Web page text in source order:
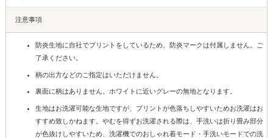
注意事項
防炎生地に自社でプリントをしているため、防炎マークは付属しません。ご
了承ください。
柄の出方などのご指定はいただけません。
裏面に柄はありません。ホワイトに近いグレーの無地となります。
生地はお洗濯可能な生地ですが、プリントが色落ちしやすいためお洗濯はお
すすめ致しかねます。やむを得ずお洗濯される際は、手洗いは折り畳み部分
が色抜けしやすいため、洗濯機でのおしゃれ着モード・手洗いモードでの洗